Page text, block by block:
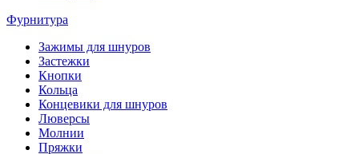
Фурнитура
Зажимы для шнуров
Застежки
Кнопки
Кольца
Концевики для шнуров
Люверсы
Молнии
Пряжки